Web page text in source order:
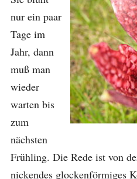
nur ein paar
Tage im
Jahr, dann
muß man
wieder
warten bis
zum
nächsten
Frühling. Die Rede ist von
nickendes glockenförmiges